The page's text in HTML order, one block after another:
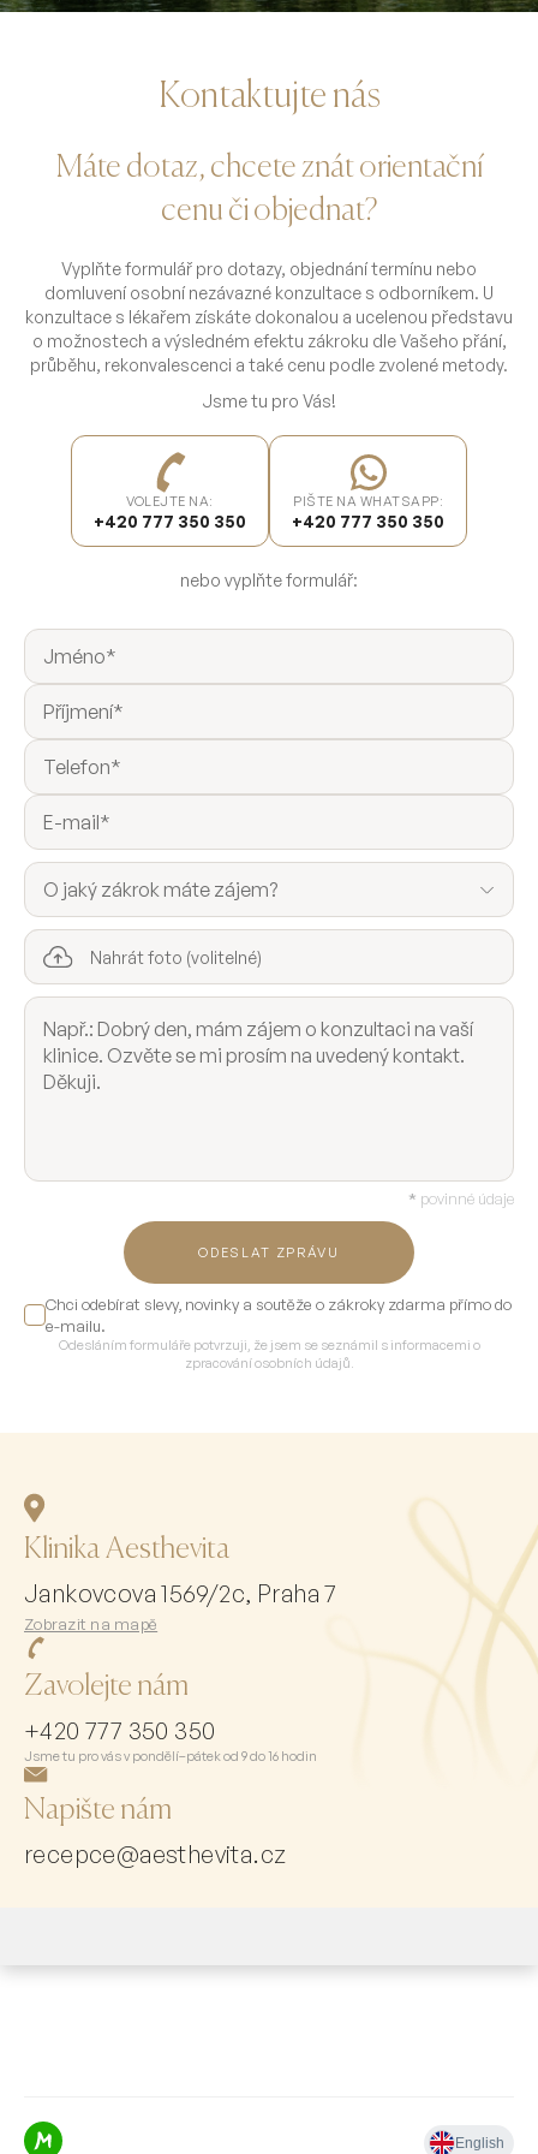
Náš tým
Kontaktujte nás
Máte dotaz, chcete znát orientační
cenu či objednat?
Vyplňte formulář pro dotazy, objednání termínu nebo
domluvení osobní nezávazné konzultace s odborníkem. U
konzultace s lékařem získáte dokonalou a ucelenou představu
o možnostech a výsledném efektu zákroku dle Vašeho přání,
průběhu, rekonvalescenci a také cenu podle zvolené metody.
Jsme tu pro Vás!
VOLEJTE NA:
+420 777 350 350
PIŠTE NA WHATSAPP:
+420 777 350 350
nebo vyplňte formulář:
Nahrát foto (volitelné)
* povinné údaje
ODESLAT ZPRÁVU
Chci odebírat slevy, novinky a soutěže o zákroky zdarma přímo do
e-mailu.
Odesláním formuláře potvrzuji, že jsem se seznámil s informacemi o
zpracování osobních údajů.
Klinika Aesthevita
Jankovcova 1569/2c, Praha 7
Zobrazit na mapě
Zavolejte nám
+420 777 350 350
Jsme tu pro vás v pondělí–pátek od 9 do 16 hodin
Napište nám
recepce@aesthevita.cz